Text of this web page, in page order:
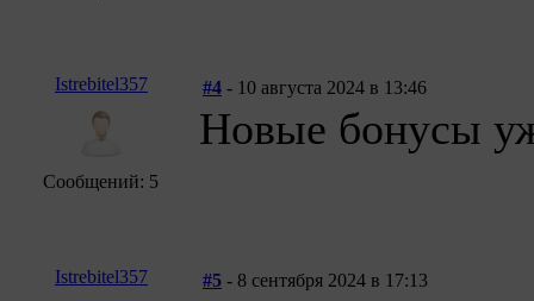
Istrebitel357
Сообщений: 5
#4 - 10 августа 2024 в 13:46
Новые бонусы
Istrebitel357 #5 - 8 сентября 2024 в 17:13